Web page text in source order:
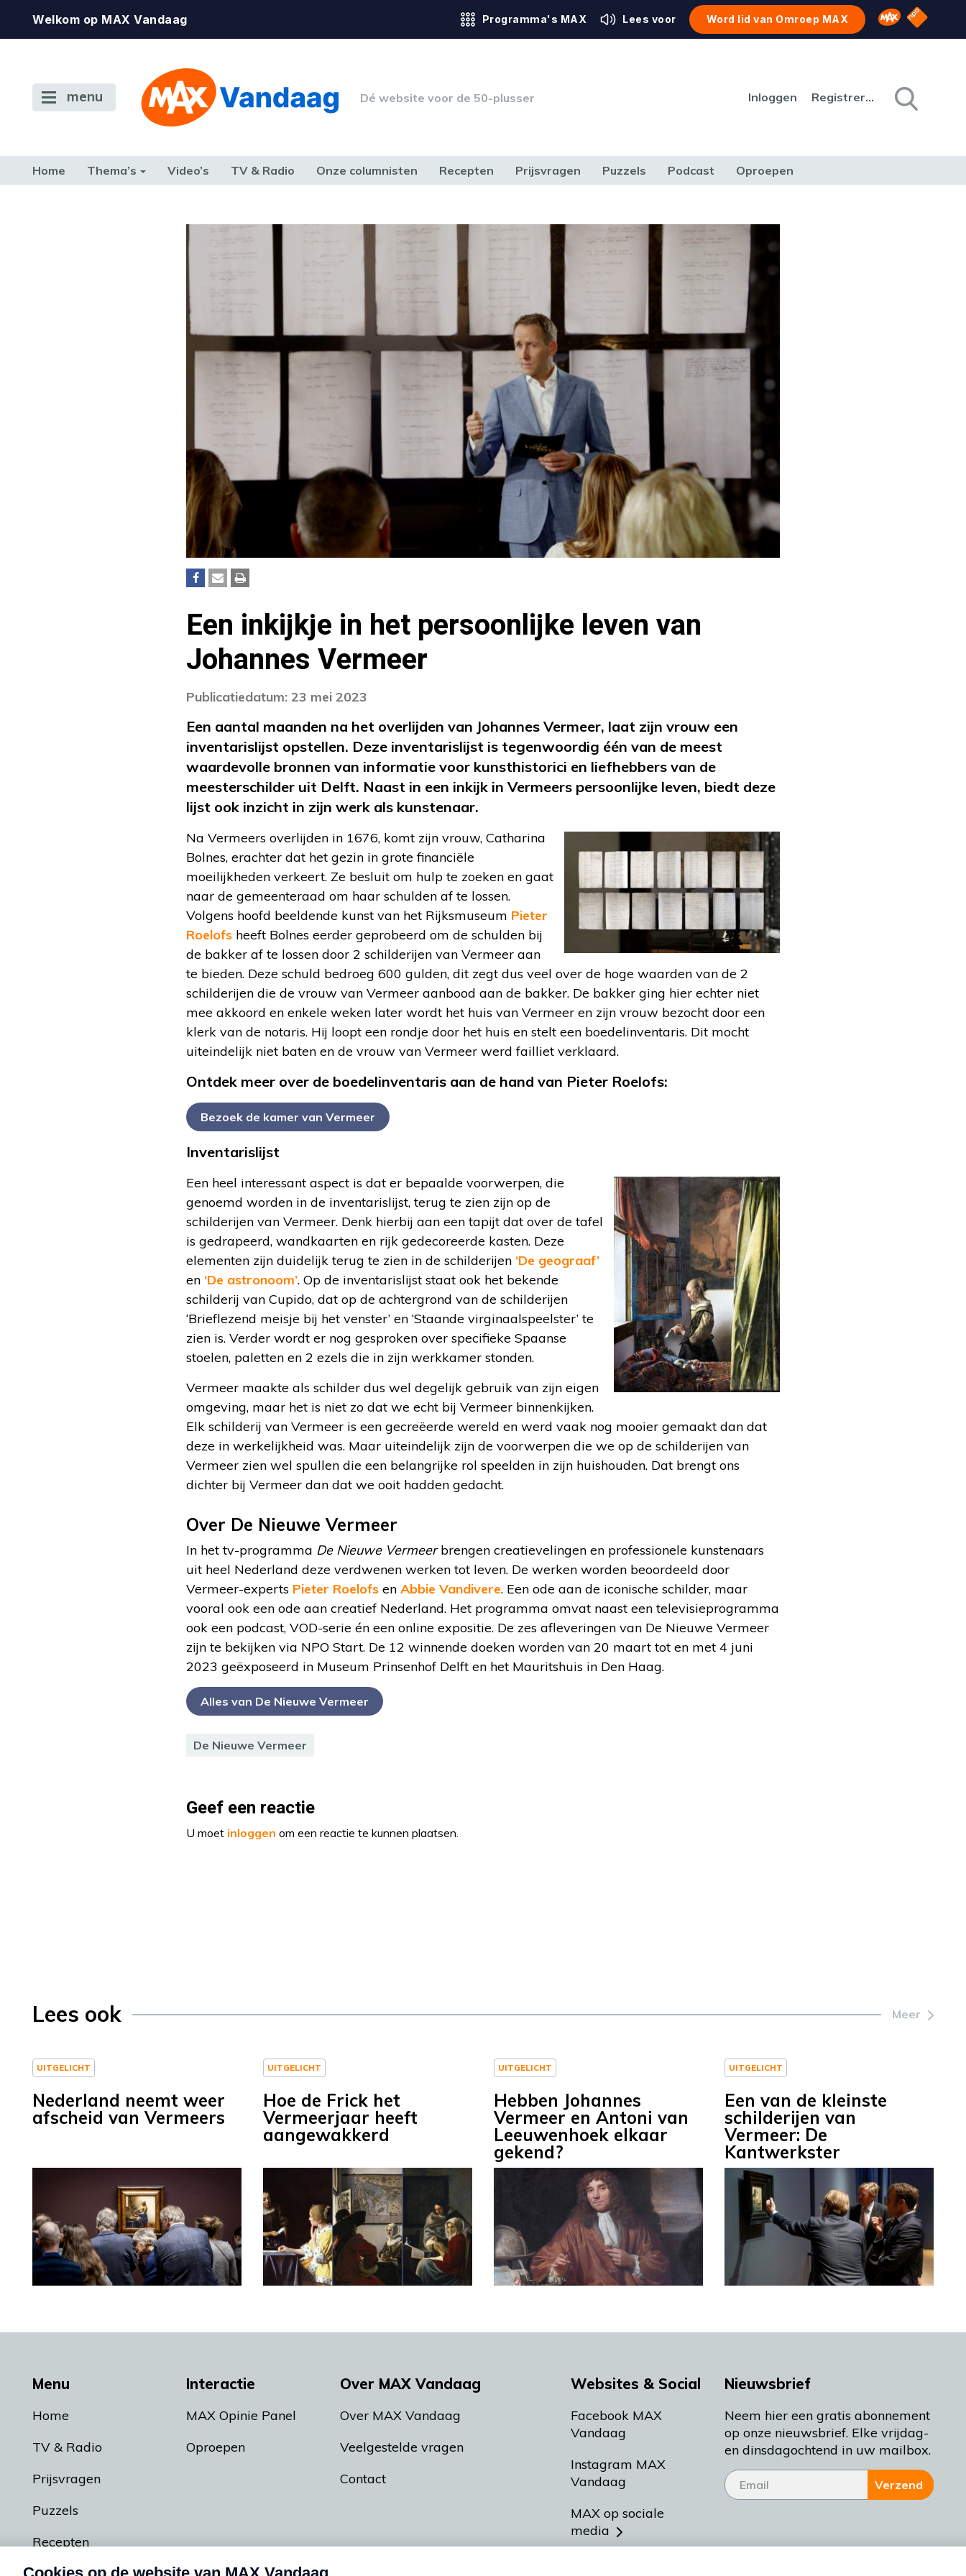
Welkom op MAX Vandaag Programma's MAX Lees voor Word lid van Omroep MAX Omroep MAX
NPO
menu Dé website voor de 50-plusser Inloggen Registreren
Home Thema’s Video’s TV & Radio Onze columnisten Recepten Prijsvragen Puzzels Podcast Oproepen
Een inkijkje in het persoonlijke leven van
Johannes Vermeer
Publicatiedatum: 23 mei 2023
Een aantal maanden na het overlijden van Johannes Vermeer, laat zijn vrouw een
inventarislijst opstellen. Deze inventarislijst is tegenwoordig één van de meest
waardevolle bronnen van informatie voor kunsthistorici en liefhebbers van de
meesterschilder uit Delft. Naast in een inkijk in Vermeers persoonlijke leven, biedt deze
lijst ook inzicht in zijn werk als kunstenaar.
Na Vermeers overlijden in 1676, komt zijn vrouw, Catharina
Bolnes, erachter dat het gezin in grote financiële
moeilijkheden verkeert. Ze besluit om hulp te zoeken en gaat
naar de gemeenteraad om haar schulden af te lossen.
Volgens hoofd beeldende kunst van het Rijksmuseum Pieter
Roelofs heeft Bolnes eerder geprobeerd om de schulden bij
de bakker af te lossen door 2 schilderijen van Vermeer aan
te bieden. Deze schuld bedroeg 600 gulden, dit zegt dus veel over de hoge waarden van de 2
schilderijen die de vrouw van Vermeer aanbood aan de bakker. De bakker ging hier echter niet
mee akkoord en enkele weken later wordt het huis van Vermeer en zijn vrouw bezocht door een
klerk van de notaris. Hij loopt een rondje door het huis en stelt een boedelinventaris. Dit mocht
uiteindelijk niet baten en de vrouw van Vermeer werd failliet verklaard.
Ontdek meer over de boedelinventaris aan de hand van Pieter Roelofs:
Bezoek de kamer van Vermeer
Inventarislijst
Een heel interessant aspect is dat er bepaalde voorwerpen, die
genoemd worden in de inventarislijst, terug te zien zijn op de
schilderijen van Vermeer. Denk hierbij aan een tapijt dat over de tafel
is gedrapeerd, wandkaarten en rijk gedecoreerde kasten. Deze
elementen zijn duidelijk terug te zien in de schilderijen ‘De geograaf’
en ‘De astronoom’. Op de inventarislijst staat ook het bekende
schilderij van Cupido, dat op de achtergrond van de schilderijen
‘Brieflezend meisje bij het venster’ en ‘Staande virginaalspeelster’ te
zien is. Verder wordt er nog gesproken over specifieke Spaanse
stoelen, paletten en 2 ezels die in zijn werkkamer stonden.
Vermeer maakte als schilder dus wel degelijk gebruik van zijn eigen
omgeving, maar het is niet zo dat we echt bij Vermeer binnenkijken.
Elk schilderij van Vermeer is een gecreëerde wereld en werd vaak nog mooier gemaakt dan dat
deze in werkelijkheid was. Maar uiteindelijk zijn de voorwerpen die we op de schilderijen van
Vermeer zien wel spullen die een belangrijke rol speelden in zijn huishouden. Dat brengt ons
dichter bij Vermeer dan dat we ooit hadden gedacht.
Over De Nieuwe Vermeer
In het tv-programma De Nieuwe Vermeerbrengen creatievelingen en professionele kunstenaars
uit heel Nederland deze verdwenen werken tot leven. De werken worden beoordeeld door
Vermeer-experts Pieter Roelofs en Abbie Vandivere. Een ode aan de iconische schilder, maar
vooral ook een ode aan creatief Nederland. Het programma omvat naast een televisieprogramma
ook een podcast, VOD-serie én een online expositie. De zes afleveringen van De Nieuwe Vermeer
zijn te bekijken via NPO Start. De 12 winnende doeken worden van 20 maart tot en met 4 juni
2023 geëxposeerd in Museum Prinsenhof Delft en het Mauritshuis in Den Haag.
Alles van De Nieuwe Vermeer
De Nieuwe Vermeer
Geef een reactie
U moet inloggen om een reactie te kunnen plaatsen.
Lees ook Meer
UITGELICHT
Nederland neemt weer
afscheid van Vermeers
UITGELICHT
Hoe de Frick het
Vermeerjaar heeft
aangewakkerd
UITGELICHT
Hebben Johannes
Vermeer en Antoni van
Leeuwenhoek elkaar
gekend?
UITGELICHT
Een van de kleinste
schilderijen van
Vermeer: De
Kantwerkster
Menu
Home
TV & Radio
Prijsvragen
Puzzels
Recepten
Interactie
MAX Opinie Panel
Oproepen
Over MAX Vandaag
Over MAX Vandaag
Veelgestelde vragen
Contact
Websites & Social
Facebook MAX
Vandaag
Instagram MAX
Vandaag
MAX op sociale
media
Nieuwsbrief
Neem hier een gratis abonnement
op onze nieuwsbrief. Elke vrijdag-
en dinsdagochtend in uw mailbox.
Verzend